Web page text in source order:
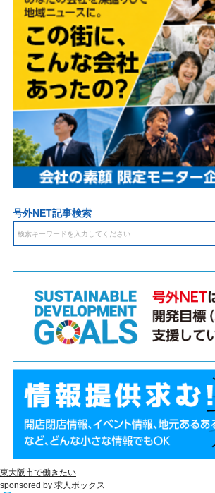
号外NET記事検索
東大阪市で働きたい
sponsored by 求人ボックス